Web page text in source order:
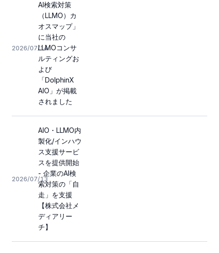
2026/07/14
AI検索対策
（LLMO）カ
オスマップ」
に当社の
LLMOコンサ
ルティングお
よび
「DolphinX
AIO」が掲載
されました
2026/07/13
AIO・LLMO内
製化/インハウ
ス支援サービ
スを提供開始
- 企業のAI検
索対策の「自
走」を支援
【株式会社メ
ディアリー
チ】